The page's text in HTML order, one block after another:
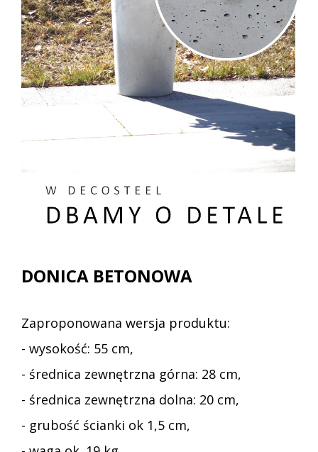
DONICA BETONOWA
Zaproponowana wersja produktu:
- wysokość: 55 cm,
- średnica zewnętrzna górna: 28 cm,
- średnica zewnętrzna dolna: 20 cm,
- grubość ścianki ok 1,5 cm,